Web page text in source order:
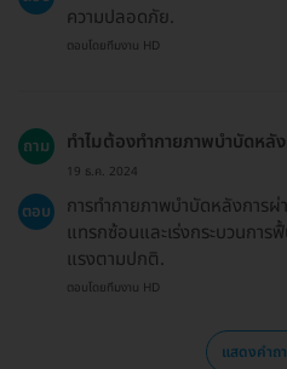
ความปลอดภัย.
ตอบโดยทีมงาน HD
ถาม ทำไมต้องทำกายภาพบำบัดหลั
19 ธ.ค. 2024
ตอบ
การทำกายภาพบำบัดหลังการ
แทรกซ้อนและเร่งกระบวนกา
แรงตามปกติ.
ตอบโดยทีมงาน HD
แสดงคำถ